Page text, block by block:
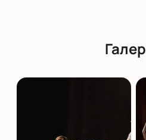
зала на нашем сайте. Наши